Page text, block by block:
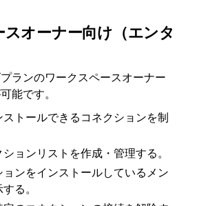
スオーナー向け（エンタ
ランのワークスペースオーナー
能です。
ストールできるコネクションを制
ョンリストを作成・管理する。
ンをインストールしているメン
る。